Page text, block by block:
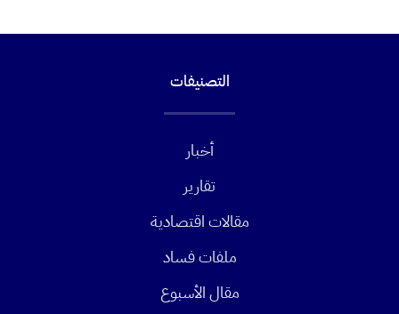
التصنيفات
أخبار
تقارير
مقالات اقتصادية
ملفات فساد
مقال الأسبوع